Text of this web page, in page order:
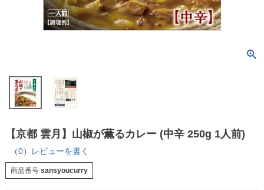
【京都 雲月】山椒が薫るカレー (中辛 250g 1人前)
（0） レビューを書く
商品番号 sansyoucurry